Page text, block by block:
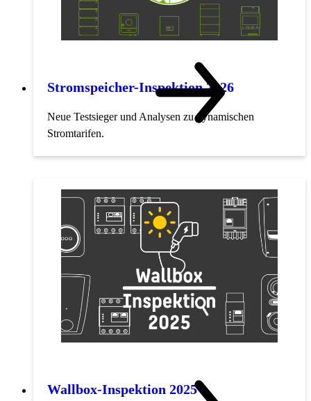
Stromspeicher-Inspektion 2026
Neue Testsieger und Analysen zu dynamischen
Stromtarifen.
Wallbox-Inspektion 2025